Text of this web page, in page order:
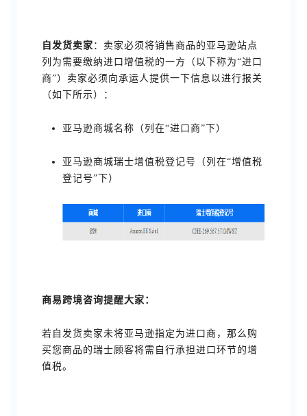
自发货卖家 ：卖家必须将销售商品的亚马逊站点
列为需要缴纳进口增值税的一方（以下称为“进口
商”）卖家必须向承运人提供一下信息以进行报关
（如下所示）：
亚马逊商城名称（列在“进口商”下）
亚马逊商城瑞士增值税登记号（列在“增值税
登记号”下）
商易跨境咨询提醒大家：
若自发货卖家未将亚马逊指定为进口商，那么购
买您商品的瑞士顾客将需自行承担进口环节的增
值税。